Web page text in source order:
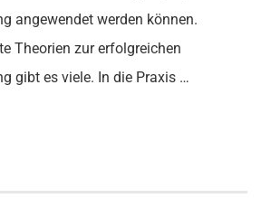
angewendet werden können.
Theorien zur erfolgreichen
gibt es viele. In die Praxis …